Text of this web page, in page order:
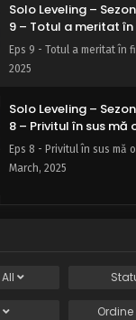
Solo Leveling –
9 – Totul a meritat
Eps 9 - Totul a meritat în
2025
Solo Leveling –
8 – Privitul în sus mă
Eps 8 - Privitul în sus mă
March, 2025
Solo Leveling –
Solo Leveling –
All
Ordine